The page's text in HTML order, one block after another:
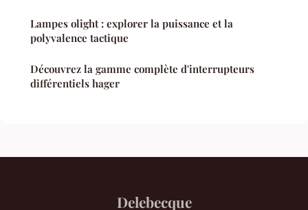
Lampes olight : explorer la puissance et la
polyvalence tactique
Découvrez la gamme complète d'interrupteurs
différentiels hager
Delebecque